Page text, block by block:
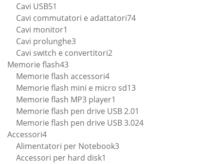
Cavi USB51
prodotti
Cavi commutatori e adattatori7474
Cavi monitor1
prodotto
Cavi prolunghe33
prodotti
Cavi switch e convertitori2
Memorie flash4343
prodotti
Memorie flash accessori44
prodotti
Memorie flash mini e micro sd1313
Memorie flash MP3 player1
prodotto
Memorie flash pen drive USB 2.01
prodotto
Memorie flash pen drive USB 3.02424
Accessori44
prodotti
Alimentatori per Notebook33
Accessori per hard disk1